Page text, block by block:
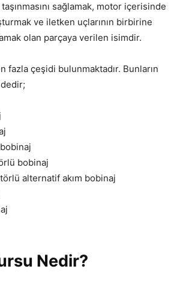
sağlamak, motor içerisinde
ve iletken uçlarının birbirine
olan parçaya verilen isimdir.
fazla çeşidi bulunmaktadır. Bunların
bobinaj
alternatif akım bobinaj
Nedir?